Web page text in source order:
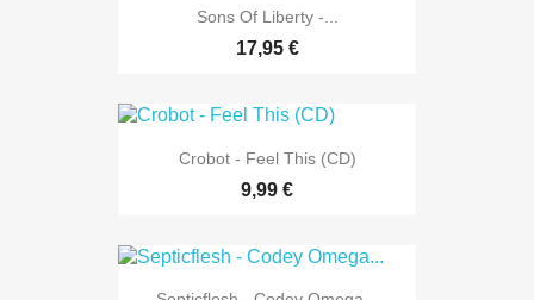
Sons Of Liberty -...
17,95 €
Crobot - Feel This (CD)
9,99 €